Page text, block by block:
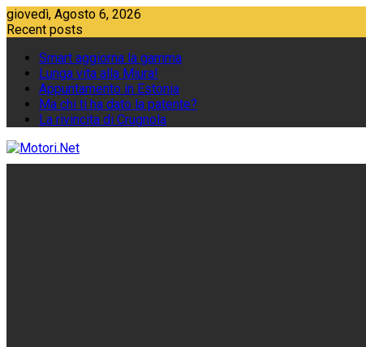
Skip
to
giovedì, Agosto 6, 2026
Recent posts
Smart aggiorna la gamma
Lunga vita alla Miura!
Appuntamento in Estonia
Ma chi ti ha dato la patente?
La rivincita di Crugnola